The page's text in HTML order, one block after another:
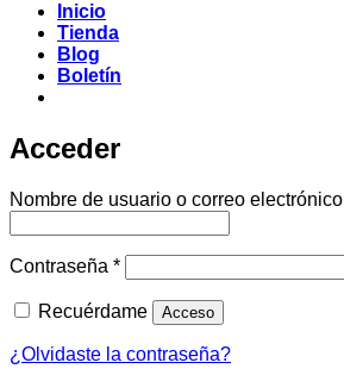
Inicio
Tienda
Blog
Boletín
Acceder
Nombre de usuario o correo electrónico
Contraseña *Obligatorio
Recuérdame Acceso
¿Olvidaste la contraseña?